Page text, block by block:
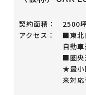
契約面積：
2500坪
アクセス：
■東北
自動
■圏央
★最小
来対